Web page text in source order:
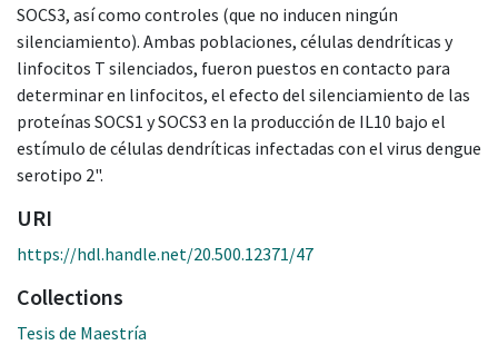
SOCS3, así como controles (que no inducen ningún
silenciamiento). Ambas poblaciones, células dendríticas y
linfocitos T silenciados, fueron puestos en contacto para
determinar en linfocitos, el efecto del silenciamiento de las
proteínas SOCS1 y SOCS3 en la producción de IL10 bajo el
estímulo de células dendríticas infectadas con el virus dengue
serotipo 2".
URI
https://hdl.handle.net/20.500.12371/47
Collections
Tesis de Maestría